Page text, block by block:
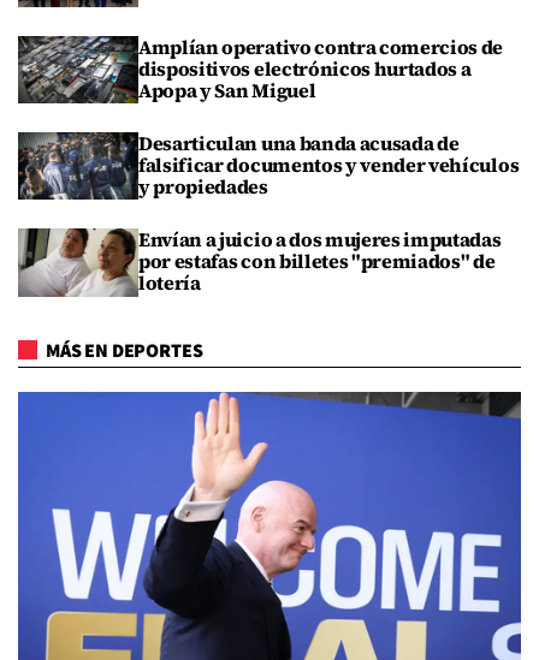
Amplían operativo contra comercios de
dispositivos electrónicos hurtados a
Apopa y San Miguel
Desarticulan una banda acusada de
falsificar documentos y vender vehículos
y propiedades
Envían a juicio a dos mujeres imputadas
por estafas con billetes "premiados" de
lotería
MÁS EN DEPORTES